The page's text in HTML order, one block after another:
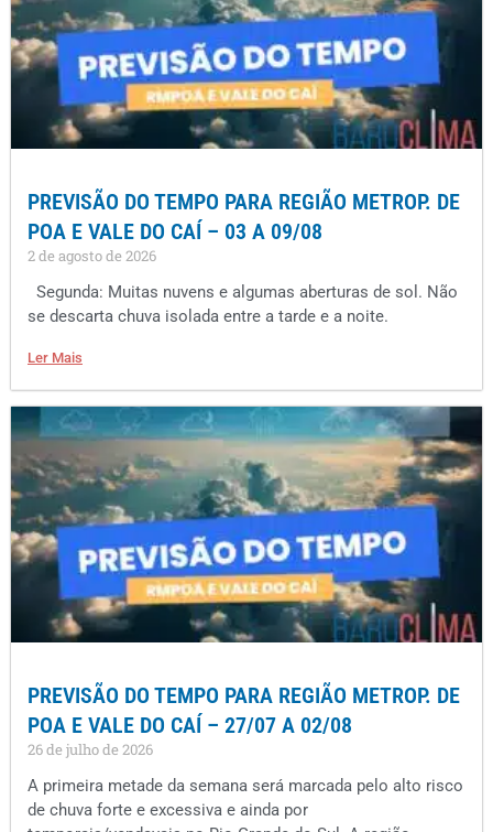
PREVISÃO DO TEMPO PARA REGIÃO METROP. DE
POA E VALE DO CAÍ – 03 A 09/08
2 de agosto de 2026
Segunda: Muitas nuvens e algumas aberturas de sol. Não
se descarta chuva isolada entre a tarde e a noite.
Ler Mais
PREVISÃO DO TEMPO PARA REGIÃO METROP. DE
POA E VALE DO CAÍ – 27/07 A 02/08
26 de julho de 2026
A primeira metade da semana será marcada pelo alto risco
de chuva forte e excessiva e ainda por